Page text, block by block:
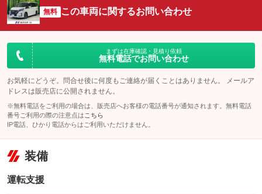
無料 この車両に関するお問い合わせ
まずは在庫確認・見積り依頼
無料電話でお問い合わせ
お気軽にどうぞ。問合せ後に何度もご連絡が届くことはありません。 メールア
ドレスは販売店に公開されません。
※無料電話をご利用の場合は、販売店へお客様の電話番号が通知されます。無料電話
番号ご利用の際の注意点は こちら
IP電話、ひかり電話からはご利用いただけません。
装備
運転支援